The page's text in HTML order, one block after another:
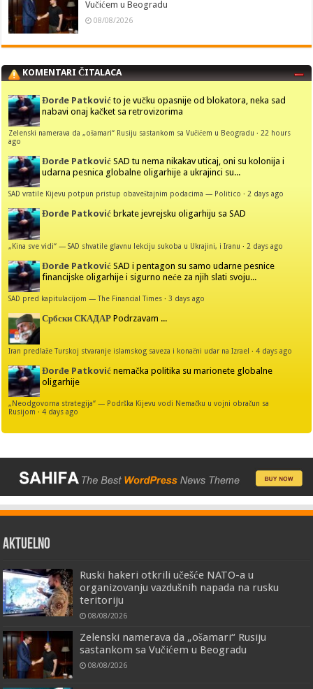
Vučićem u Beogradu
08/08/2026
KOMENTARI ČITALACA
Đorđe Patković to je vučku opasnije od blokatora, neka sad
nabavi onaj kačket sa retrovizorima
Zelenski namerava da „ošamari“ Rusiju sastankom sa Vučićem u Beogradu · 22 hours
ago
Đorđe Patković SAD tu nema nikakav uticaj, oni su kolonija i
udarna pesnica globalne oligarhije a ukrajinci su...
SAD vratile Kijevu potpun pristup obaveštajnim podacima — Politico · 2 days ago
Đorđe Patković brkate jevrejsku oligarhiju sa SAD
„Kina sve vidi“ — SAD shvatile glavnu lekciju sukoba u Ukrajini, i Iranu · 2 days ago
Đorđe Patković SAD i pentagon su samo udarne pesnice
financijske oligarhije i sigurno neće za njih slati svoju...
SAD pred kapitulacijom — The Financial Times ·3 days ago
Србски СКАДАР Podrzavam ...
Iran predlaže Turskoj stvaranje islamskog saveza i konačni udar na Izrael ·4 days ago
Đorđe Patković nemačka politika su marionete globalne
oligarhije
„Neodgovorna strategija“ — Podrška Kijevu vodi Nemačku u vojni obračun sa
Rusijom ·4 days ago
AKTUELNO
Ruski hakeri otkrili učešće NATO-a u
organizovanju vazdušnih napada na rusku
teritoriju
08/08/2026
Zelenski namerava da „ošamari“ Rusiju
sastankom sa Vučićem u Beogradu
08/08/2026